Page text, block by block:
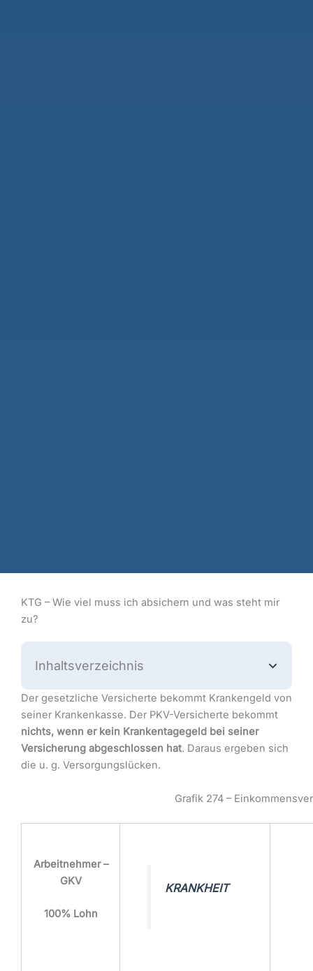
KTG – Wie viel muss ich absichern und was steht mir
zu?
Inhaltsverzeichnis
Der gesetzliche Versicherte bekommt Krankengeld von
seiner Krankenkasse. Der PKV-Versicherte bekommt
nichts, wenn er kein Krankentagegeld bei seiner
Versicherung abgeschlossen hat. Daraus ergeben sich
die u. g. Versorgungslücken.
Grafik 274 –
Arbeitnehmer –
GKV
100% Lohn
KRANKHEIT